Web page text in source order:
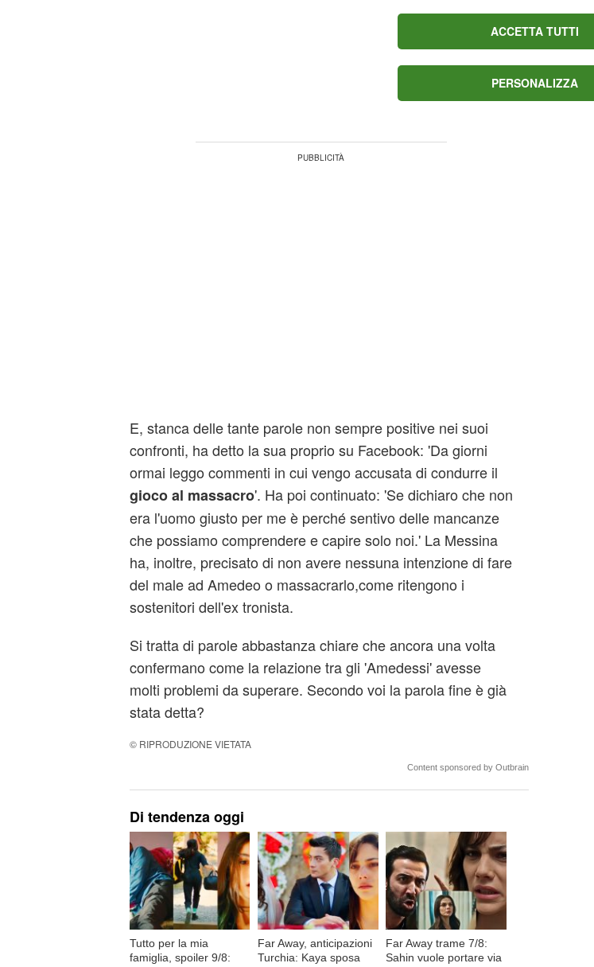
ogni strada possibile per riconquistare la Messina ma con
Dunque la siciliana non è riuscita a dimenticare i veri motivi
E, stanca delle tante parole non sempre positive nei suoi
confronti, ha detto la sua proprio su Facebook: 'Da giorni
ormai leggo commenti in cui vengo accusata di condurre il
gioco al massacro'. Ha poi continuato: 'Se dichiaro che non
era l'uomo giusto per me è perché sentivo delle mancanze
che possiamo comprendere e capire solo noi.' La Messina
ha, inoltre, precisato di non avere nessuna intenzione di fare
del male ad Amedeo o massacrarlo,come ritengono i
sostenitori dell'ex tronista.
Si tratta di parole abbastanza chiare che ancora una volta
confermano come la relazione tra gli 'Amedessi' avesse
molti problemi da superare. Secondo voi la parola fine è già
stata detta?
© RIPRODUZIONE VIETATA
Content sponsored by Outbrain
Di tendenza oggi
Tutto per la mia
famiglia, spoiler 9/8:
Far Away, anticipazioni
Turchia: Kaya sposa
Far Away trame 7/8:
Sahin vuole portare via
ACCETTA TUTTI
PERSONALIZZA